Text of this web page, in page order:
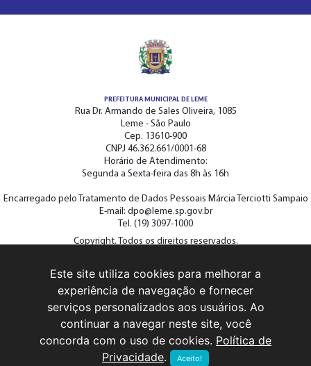
PREFEITURA MUNICIPAL DE LEME
Rua Dr. Armando de Sales Oliveira, 1085
Leme - São Paulo
Cep. 13610-900
CNPJ 46.362.661/0001-68
Horário de Atendimento:
Segunda a Sexta-feira das 8h às 16h
Encarregado pelo Tratamento de Dados Pessoais Márcia Terciotti Sampaio
E-mail: dpo@leme.sp.gov.br
Tel. (19) 3097-1000
Copyright. Todos os direitos reservados.
ACOMPANHE A PREFEITURA NAS REDES SOCIAIS
Este site utiliza cookies para melhorar a
experiência de navegação e fornecer
serviços personalizados aos usuários. Ao
continuar a navegar neste site, você
concorda com o uso de cookies. Política de
Privacidade. Aceito!